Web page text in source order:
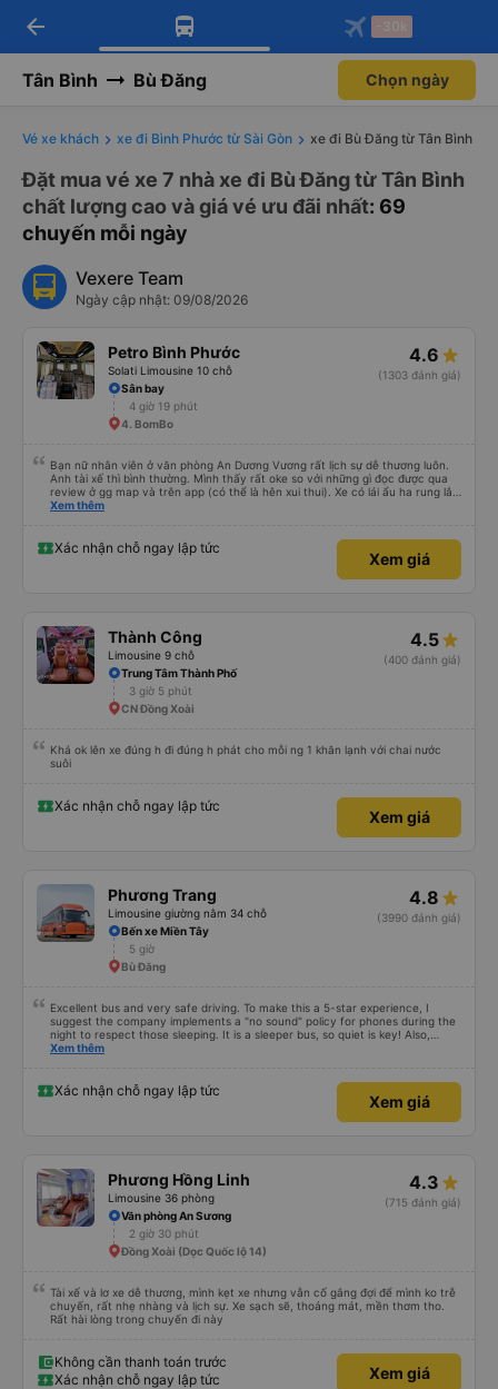
Tải app Vexere ngay!
Nhận ưu đãi thành viên độc
Mở app
Tải app Vexere
-30k/ghế khi đặt vé máy bay qua
Mở app
arrow_back -30k
Tân Bình Bù Đăng Chọn ngày
Vé xe khách xe đi Bình Phước từ Sài Gòn xe đi Bù Đăng từ Tân Bình
Đặt mua vé xe 7 nhà xe đi Bù Đăng từ Tân Bình
chất lượng cao và giá vé ưu đãi nhất: 69
chuyến mỗi ngày
Vexere Team
Ngày cập nhật: 09/08/2026
Petro Bình Phước
Solati Limousine 10 chỗ
4.6
(1303 đánh giá)
Sân bay
4 giờ 19 phút
4. BomBo
Bạn nữ nhân viên ở văn phòng An Dương Vương rất lịch sự dễ thương luôn.
Anh tài xế thì bình thường. Mình thấy rất oke so với những gì đọc được qua
review ở gg map và trên app (có thể là hên xui thui). Xe có lái ẩu ha rung lắc
hay không thì cũng ko rõ tại mình say xe nên ngủ ko à
Xem thêm
Xác nhận chỗ ngay lập tức
Xem giá
Thành Công
Limousine 9 chỗ
4.5
(400 đánh giá)
Trung Tâm Thành Phố
3 giờ 5 phút
CN Đồng Xoài
Khá ok lên xe đúng h đi đúng h phát cho mỗi ng 1 khăn lạnh với chai nước
suôi
Xác nhận chỗ ngay lập tức
Xem giá
Phương Trang
Limousine giường nằm 34 chỗ
4.8
(3990 đánh giá)
Bến xe Miền Tây
5 giờ
Bù Đăng
Excellent bus and very safe driving. To make this a 5-star experience, I
suggest the company implements a "no sound" policy for phones during the
night to respect those sleeping. It is a sleeper bus, so quiet is key! Also,
please display the Wi-Fi password clearly inside the cabin for convenience. I
quy định rõ ràng về việc giữ im lặng (tắt âm thanh điện thoại) vào ban đêm
để tránh làm phiền hành khách khác ngủ. Ngoài ra, nhà xe nên dán sẵn mật
khẩu Wi-Fi trong xe để hành khách dễ dàng sử dụng. Tôi vẫn sẽ tiếp tục ủng
Xem thêm
Xác nhận chỗ ngay lập tức
Xem giá
Phương Hồng Linh
Limousine 36 phòng
4.3
(715 đánh giá)
Văn phòng An Sương
2 giờ 30 phút
Đồng Xoài (Dọc Quốc lộ 14)
Tài xế và lơ xe dễ thương, mình kẹt xe nhưng vẫn cố gắng đợi để mình ko trễ
chuyến, rất nhẹ nhàng và lịch sự. Xe sạch sẽ, thoáng mát, mền thơm tho.
Rất hài lòng trong chuyến đi này
Không cần thanh toán trước
Xác nhận chỗ ngay lập tức
Xem giá